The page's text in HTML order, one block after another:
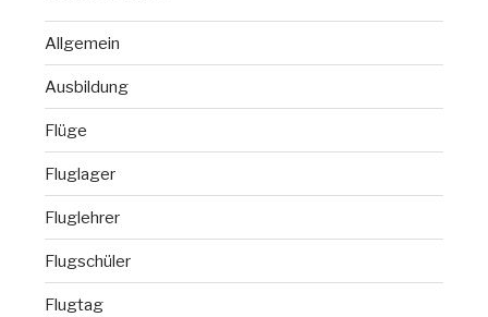
Allgemein
Ausbildung
Flüge
Fluglager
Fluglehrer
Flugschüler
Flugtag